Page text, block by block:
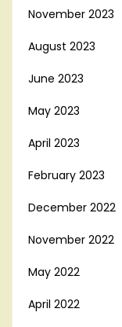
November 2023
August 2023
June 2023
May 2023
April 2023
February 2023
December 2022
November 2022
May 2022
April 2022